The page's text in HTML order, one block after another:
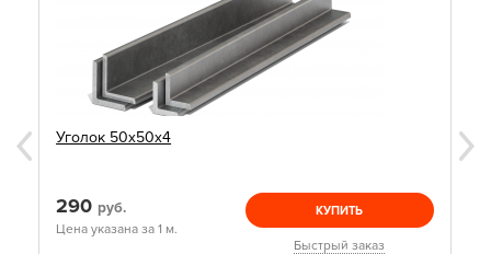
Уголок 50х50х4
290 руб.
Цена указана за 1 м.
КУПИТЬ
Быстрый заказ